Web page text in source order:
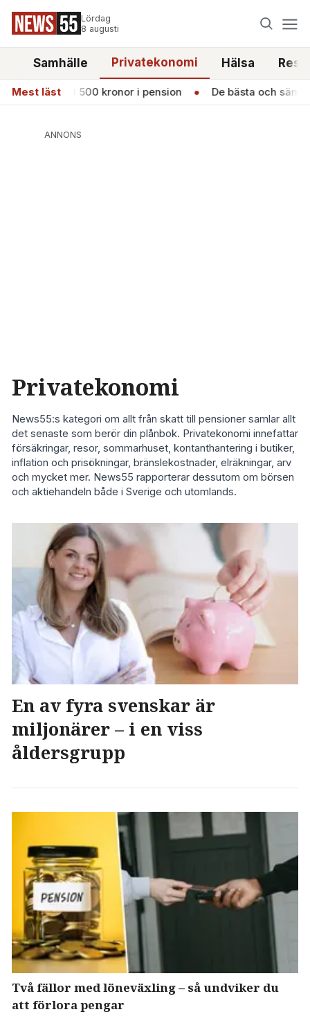
Lördag
8 augusti
Samhälle Privatekonomi Hälsa
Mest läst
500 kronor i pension ● De bästa och sämsta bilarna
ANNONS
Privatekonomi
News55:s kategori om allt från skatt till pensioner samlar allt
det senaste som berör din plånbok. Privatekonomi innefattar
försäkringar, resor, sommarhuset, kontanthantering i butiker,
inflation och prisökningar, bränslekostnader, elräkningar, arv
och mycket mer. News55 rapporterar dessutom om börsen
och aktiehandeln både i Sverige och utomlands.
En av fyra svenskar är
miljonärer – i en viss
åldersgrupp
Två fällor med löneväxling – så undviker du
att förlora pengar